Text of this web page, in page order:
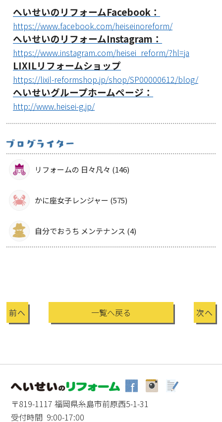
へいせいのリフォームFacebook：
https://www.facebook.com/heiseinoreform/
へいせいのリフォームInstagram：
https://www.instagram.com/heisei_reform/?hl=ja
LIXILリフォームショップ
https://lixil-reformshop.jp/shop/SP00000612/blog/
へいせいグループホームページ：
http://www.heisei-g.jp/
リフォームの 日々凡々 (146)
かに座女子レンジャー (575)
自分でおうち メンテナンス (4)
前へ 一覧へ戻る 次へ
〒819-1117 福岡県糸島市前原西5-1-31
受付時間 9:00-17:00